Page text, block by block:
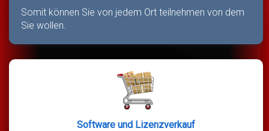
Somit können Sie von jedem Ort teilnehmen von dem
Sie wollen.
Software und Lizenzverkauf